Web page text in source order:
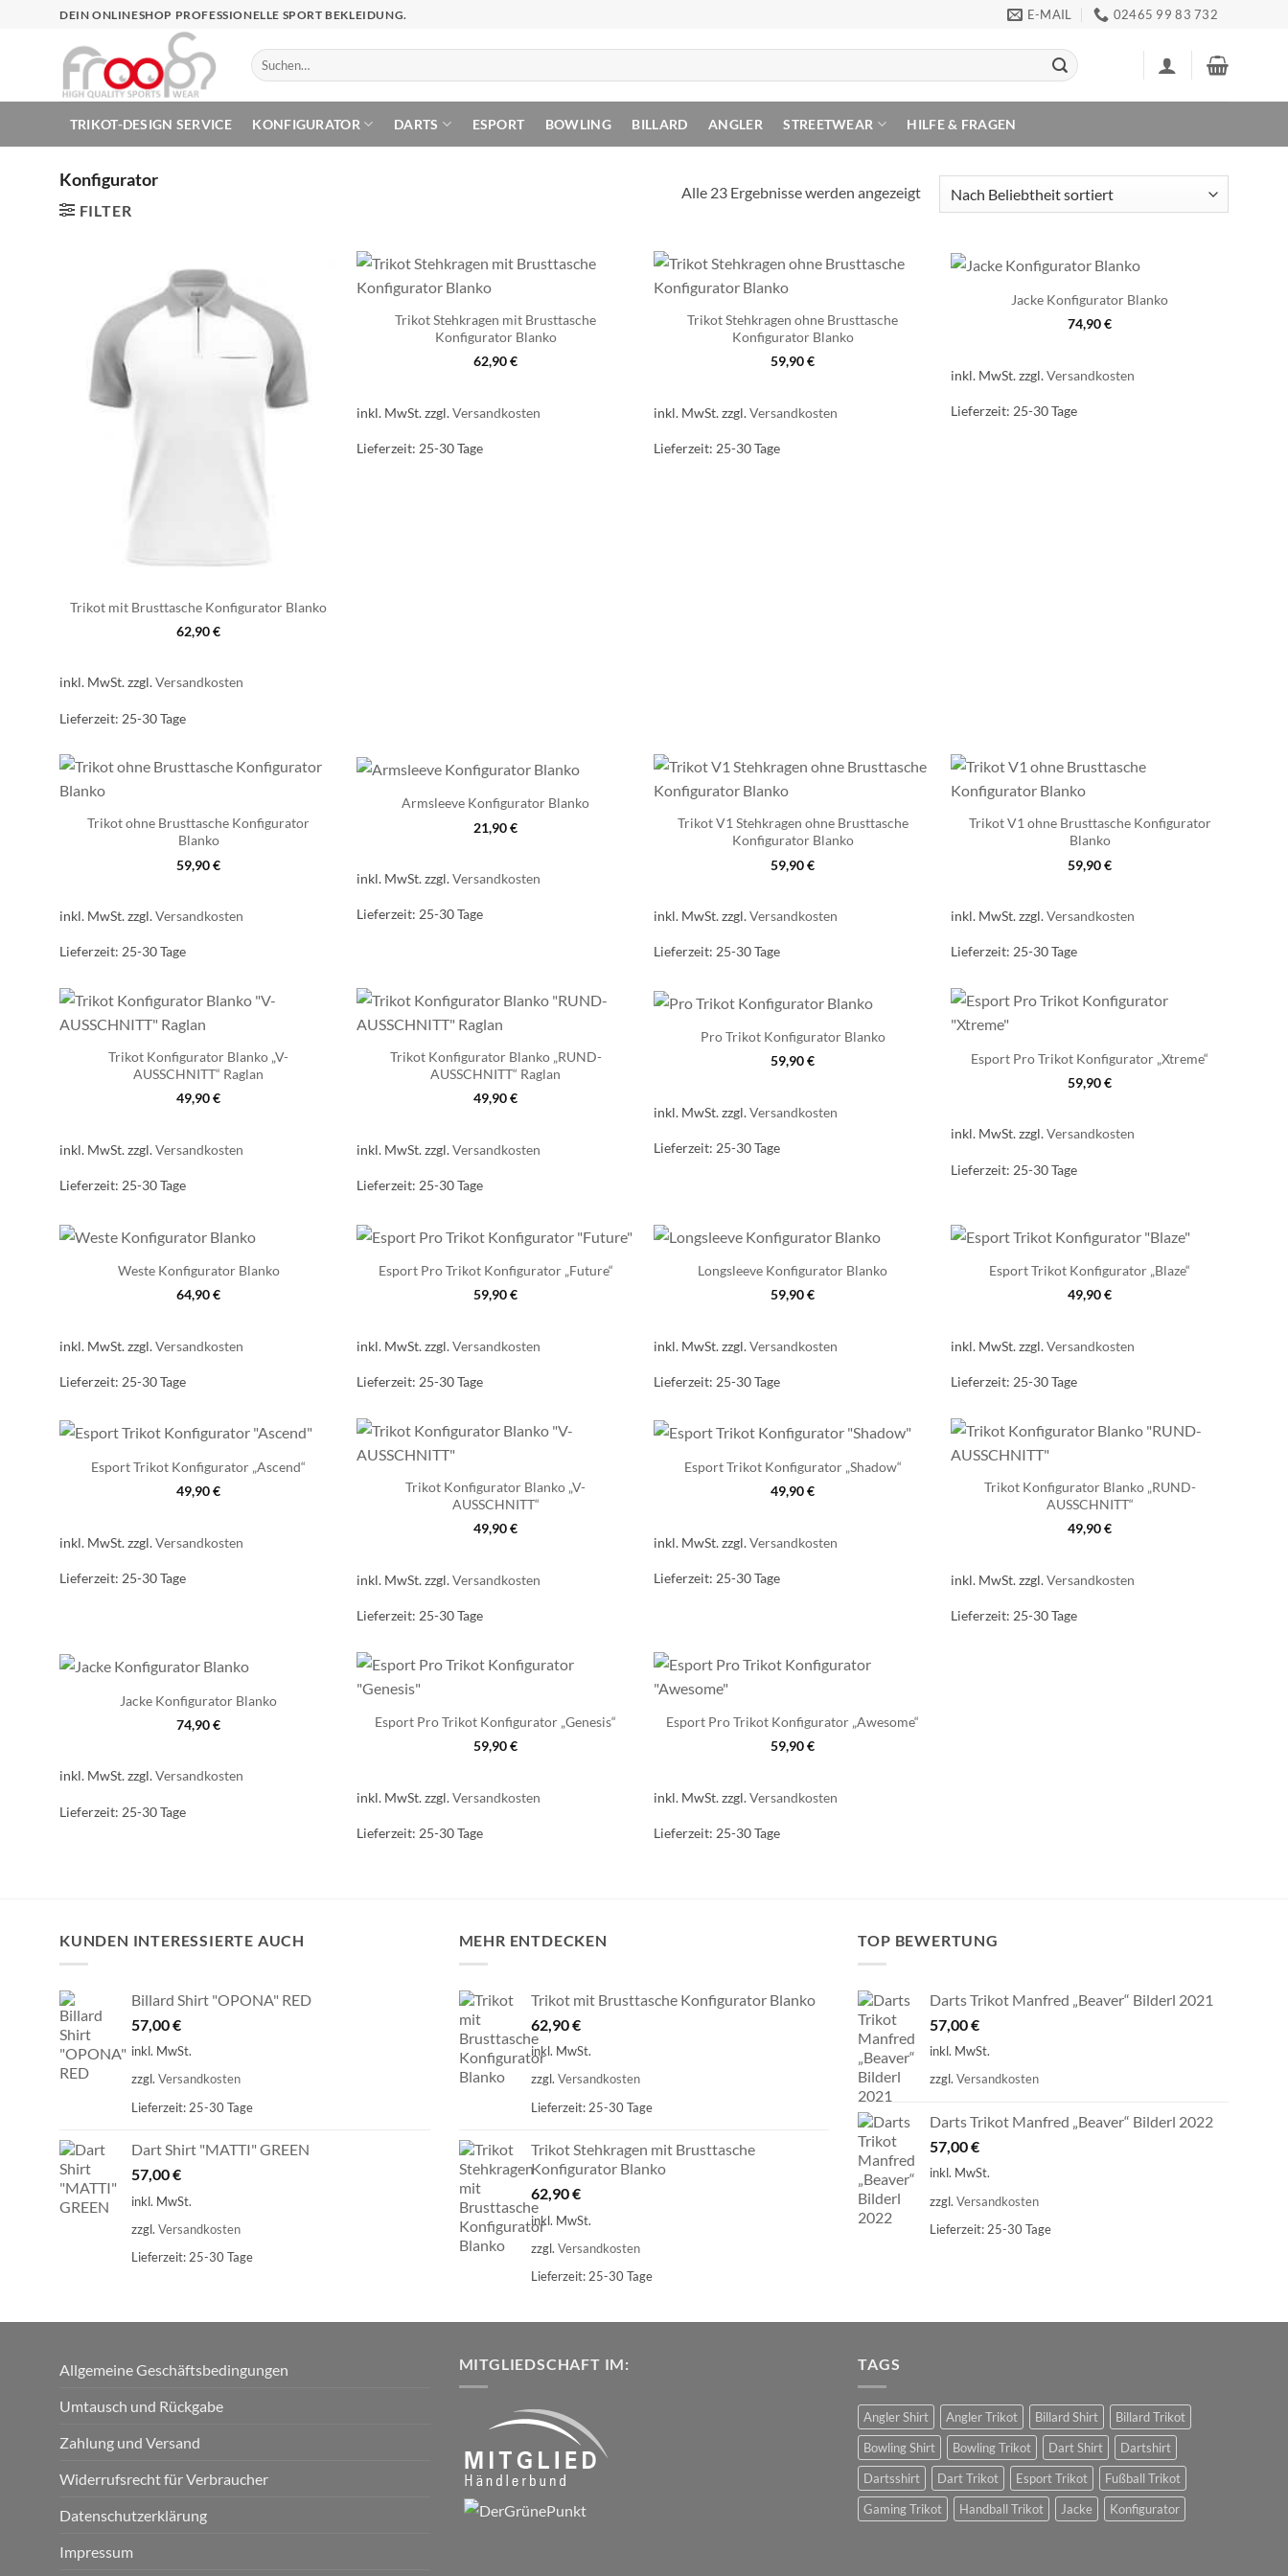
DEIN ONLINESHOP PROFESSIONELLE SPORT BEKLEIDUNG. E-MAIL 02465 99 83 732
Suchen
nach:
TRIKOT-DESIGN SERVICE KONFIGURATOR DARTS ESPORT BOWLING BILLARD ANGLER STREETWEAR HILFE & FRAGEN
Konfigurator
FILTER
Alle 23 Ergebnisse werden angezeigtNach
Beliebtheit
Trikot mit Brusttasche Konfigurator Blanko
62,90€
inkl. MwSt.zzgl.Versandkosten
Lieferzeit: 25-30 Tage
Trikot Stehkragen mit Brusttasche
Konfigurator Blanko
62,90€
inkl. MwSt.zzgl.Versandkosten
Lieferzeit: 25-30 Tage
Trikot Stehkragen ohne Brusttasche
Konfigurator Blanko
59,90€
inkl. MwSt.zzgl.Versandkosten
Lieferzeit: 25-30 Tage
Jacke Konfigurator Blanko
74,90€
inkl. MwSt.zzgl.Versandkosten
Lieferzeit: 25-30 Tage
Trikot ohne Brusttasche Konfigurator
Blanko
59,90€
inkl. MwSt.zzgl.Versandkosten
Lieferzeit: 25-30 Tage
Armsleeve Konfigurator Blanko
21,90€
inkl. MwSt.zzgl.Versandkosten
Lieferzeit: 25-30 Tage
Trikot V1 Stehkragen ohne Brusttasche
Konfigurator Blanko
59,90€
inkl. MwSt.zzgl.Versandkosten
Lieferzeit: 25-30 Tage
Trikot V1 ohne Brusttasche Konfigurator
Blanko
59,90€
inkl. MwSt.zzgl.Versandkosten
Lieferzeit: 25-30 Tage
Trikot Konfigurator Blanko „V-
AUSSCHNITT“ Raglan
49,90€
inkl. MwSt.zzgl.Versandkosten
Lieferzeit: 25-30 Tage
Trikot Konfigurator Blanko „RUND-
AUSSCHNITT“ Raglan
49,90€
inkl. MwSt.zzgl.Versandkosten
Lieferzeit: 25-30 Tage
Pro Trikot Konfigurator Blanko
59,90€
inkl. MwSt.zzgl.Versandkosten
Lieferzeit: 25-30 Tage
Esport Pro Trikot Konfigurator „Xtreme“
59,90€
inkl. MwSt.zzgl.Versandkosten
Lieferzeit: 25-30 Tage
Weste Konfigurator Blanko
64,90€
inkl. MwSt.zzgl.Versandkosten
Lieferzeit: 25-30 Tage
Esport Pro Trikot Konfigurator „Future“
59,90€
inkl. MwSt.zzgl.Versandkosten
Lieferzeit: 25-30 Tage
Longsleeve Konfigurator Blanko
59,90€
inkl. MwSt.zzgl.Versandkosten
Lieferzeit: 25-30 Tage
Esport Trikot Konfigurator „Blaze“
49,90€
inkl. MwSt.zzgl.Versandkosten
Lieferzeit: 25-30 Tage
Esport Trikot Konfigurator „Ascend“
49,90€
inkl. MwSt.zzgl.Versandkosten
Lieferzeit: 25-30 Tage
Trikot Konfigurator Blanko „V-
AUSSCHNITT“
49,90€
inkl. MwSt.zzgl.Versandkosten
Lieferzeit: 25-30 Tage
Esport Trikot Konfigurator „Shadow“
49,90€
inkl. MwSt.zzgl.Versandkosten
Lieferzeit: 25-30 Tage
Trikot Konfigurator Blanko „RUND-
AUSSCHNITT“
49,90€
inkl. MwSt.zzgl.Versandkosten
Lieferzeit: 25-30 Tage
Jacke Konfigurator Blanko
74,90€
inkl. MwSt.zzgl.Versandkosten
Lieferzeit: 25-30 Tage
Esport Pro Trikot Konfigurator „Genesis“
59,90€
inkl. MwSt.zzgl.Versandkosten
Lieferzeit: 25-30 Tage
Esport Pro Trikot Konfigurator „Awesome“
59,90€
inkl. MwSt.zzgl.Versandkosten
Lieferzeit: 25-30 Tage
KUNDEN INTERESSIERTE AUCH
Billard Shirt "OPONA" RED
57,00€
inkl. MwSt.
zzgl. Versandkosten
Lieferzeit: 25-30 Tage
Dart Shirt "MATTI" GREEN
57,00€
inkl. MwSt.
zzgl. Versandkosten
Lieferzeit:25-30 Tage
MEHR ENTDECKEN
Trikot mit Brusttasche Konfigurator Blanko
62,90€
inkl. MwSt.
zzgl. Versandkosten
Lieferzeit: 25-30 Tage
Trikot Stehkragen mit Brusttasche
Konfigurator Blanko
62,90€
inkl. MwSt.
zzgl. Versandkosten
Lieferzeit:25-30 Tage
TOP BEWERTUNG
Darts Trikot Manfred „Beaver“ Bilderl 2021
57,00€
inkl. MwSt.
zzgl.Versandkosten
Darts Trikot Manfred „Beaver“ Bilderl 2022
57,00€
inkl. MwSt.
zzgl.Versandkosten
Lieferzeit: 25-30 Tage
Allgemeine Geschäftsbedingungen
Umtausch und Rückgabe
Zahlung und Versand
Widerrufsrecht für Verbraucher
Datenschutzerklärung
Impressum
MITGLIEDSCHAFT IM: TAGS
Angler Shirt Angler Trikot Billard Shirt
Billard Trikot
Bowling Shirt
Bowling Trikot Dart Shirt
Dartshirt
Dartsshirt
Dart Trikot Esport Trikot
Fußball Trikot
Gaming Trikot
Handball Trikot Jacke Konfigurator